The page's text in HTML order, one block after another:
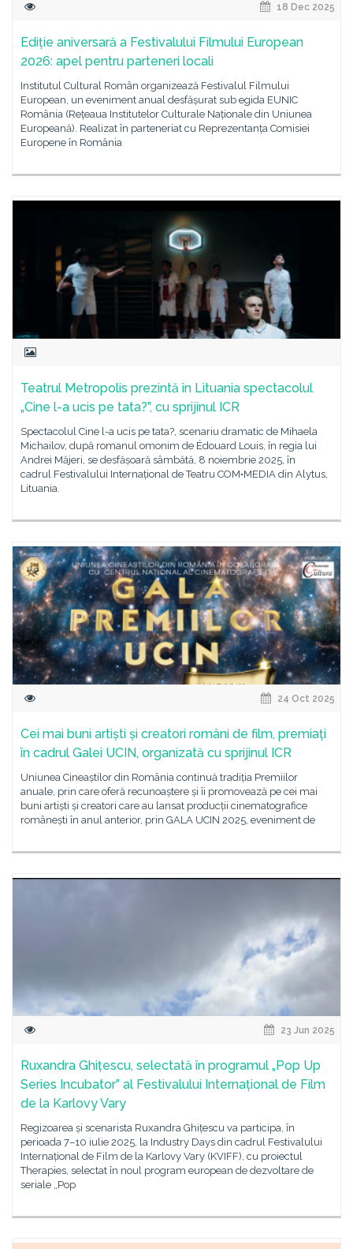
18 Dec 2025
Ediție aniversară a Festivalului Filmului European
2026: apel pentru parteneri locali
Institutul Cultural Român organizează Festivalul Filmului
European, un eveniment anual desfășurat sub egida EUNIC
România (Rețeaua Institutelor Culturale Naționale din Uniunea
Europeană). Realizat în parteneriat cu Reprezentanța Comisiei
Europene în România
Teatrul Metropolis prezintă în Lituania spectacolul
„Cine l-a ucis pe tata?”, cu sprijinul ICR
Spectacolul Cine l-a ucis pe tata?, scenariu dramatic de Mihaela
Michailov, după romanul omonim de Édouard Louis, în regia lui
Andrei Măjeri, se desfășoară sâmbătă, 8 noiembrie 2025, în
cadrul Festivalului Internațional de Teatru COM•MEDIA din Alytus,
Lituania.
24 Oct 2025
Cei mai buni artiști și creatori români de film, premiați
în cadrul Galei UCIN, organizată cu sprijinul ICR
Uniunea Cineaștilor din România continuă tradiția Premiilor
anuale, prin care oferă recunoaștere și îi promovează pe cei mai
buni artiști și creatori care au lansat producții cinematografice
românești în anul anterior, prin GALA UCIN 2025, eveniment de
23 Jun 2025
Ruxandra Ghițescu, selectată în programul „Pop Up
Series Incubator” al Festivalului Internațional de Film
de la Karlovy Vary
Regizoarea și scenarista Ruxandra Ghițescu va participa, în
perioada 7–10 iulie 2025, la Industry Days din cadrul Festivalului
Internațional de Film de la Karlovy Vary (KVIFF), cu proiectul
Therapies, selectat în noul program european de dezvoltare de
seriale „Pop